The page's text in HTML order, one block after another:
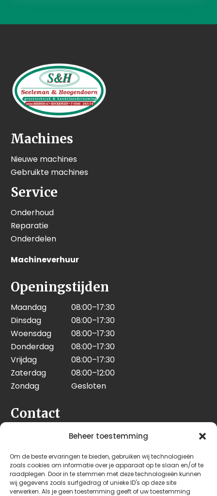
Beheer toestemming
Om de beste ervaringen te bieden, gebruiken wij technologieën
zoals cookies om informatie over je apparaat op te slaan en/of te
raadplegen. Door in te stemmen met deze technologieën kunnen
wij gegevens zoals surfgedrag of unieke ID's op deze site
verwerken. Als je geen toestemming geeft of uw toestemming
Machines
Nieuwe machines
Gebruikte machines
Service
Onderhoud
Reparatie
Onderdelen
Machineverhuur
Openingstijden
Maandag
08:00–17:30
Dinsdag
08:00–17:30
Woensdag
08:00–17:30
Donderdag
08:00–17:30
Vrijdag
08:00–17:30
Zaterdag
08:00–12:00
Zondag
Gesloten
Contact
Seeleman & Hoogendoorn
3628 GD Kockengen
Nederland
+31 (0)346 242 114